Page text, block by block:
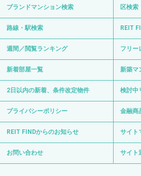
ブランドマンション検索 区検索
路線・駅検索 REIT
週間／閲覧ランキング フリー
新着部屋一覧 新築マ
2日以内の新着、条件改定物件 検討中
プライバシーポリシー 金融商
REIT FINDからのお知らせ サイト
お問い合わせ サイト